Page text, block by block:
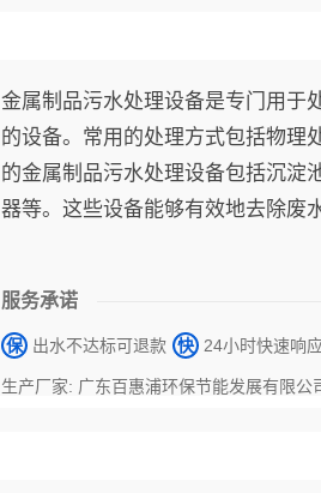
金属制品污水处理设备是专门用于
的设备。常用的处理方式包括物理
的金属制品污水处理设备包括沉淀
器等。这些设备能够有效地去除废
服务承诺
保 出水不达标可退款 快 24小时快速响
生产厂家: 广东百惠浦环保节能发展有限公